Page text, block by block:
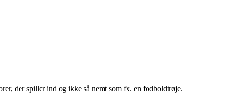
der spiller ind og ikke så nemt som fx. en fodboldtrøje.